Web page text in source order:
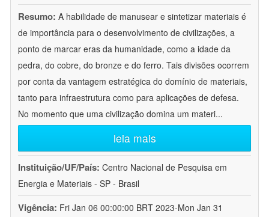
Resumo: A habilidade de manusear e sintetizar materiais é
de importância para o desenvolvimento de civilizações, a
ponto de marcar eras da humanidade, como a idade da
pedra, do cobre, do bronze e do ferro. Tais divisões ocorrem
por conta da vantagem estratégica do domínio de materiais,
tanto para infraestrutura como para aplicações de defesa.
No momento que uma civilização domina um materi...
leia mais
Instituição/UF/País: Centro Nacional de Pesquisa em
Energia e Materiais - SP - Brasil
Vigência: Fri Jan 06 00:00:00 BRT 2023-Mon Jan 31